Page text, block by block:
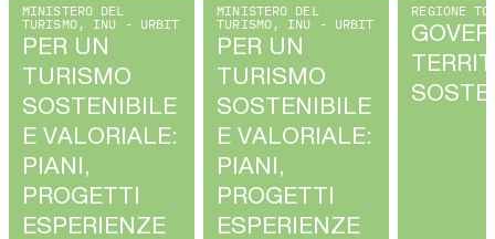
MINISTERO DEL
TURISMO, INU - URBIT
PER UN
TURISMO
SOSTENIBILE
E VALORIALE:
PIANI,
PROGETTI
ESPERIENZE
MINISTERO DEL
TURISMO, INU - URBIT
PER UN
TURISMO
SOSTENIBILE
E VALORIALE:
PIANI,
PROGETTI
ESPERIENZE
REGIONE